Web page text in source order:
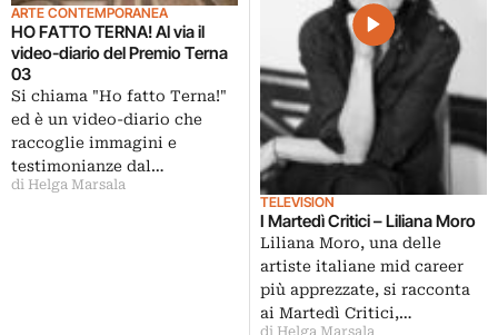
ARTE CONTEMPORANEA
HO FATTO TERNA! Al via il
video-diario del Premio Terna
03
Si chiama "Ho fatto Terna!"
ed è un video-diario che
raccoglie immagini e
testimonianze dal…
di Helga Marsala
TELEVISION
I Martedì Critici – Liliana Moro
Liliana Moro, una delle
artiste italiane mid career
più apprezzate, si racconta
ai Martedì Critici,…
di Helga Marsala